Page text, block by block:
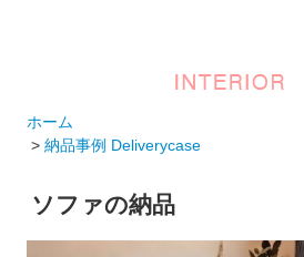
ホーム
>納品事例 Deliverycase
ソファの納品